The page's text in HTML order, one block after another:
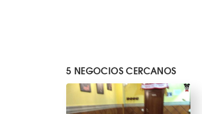
5 NEGOCIOS CERCANOS